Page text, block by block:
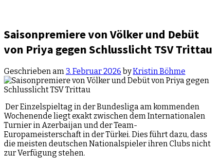
Saisonpremiere von Völker und Debüt
von Priya gegen Schlusslicht TSV Trittau
Geschrieben am 3. Februar 2026 byKristin Böhme
Der Einzelspieltag in der Bundesliga am kommenden
Wochenende liegt exakt zwischen dem Internationalen
Turnier in Azerbaijan und der Team-
Europameisterschaft in der Türkei. Dies führt dazu, dass
die meisten deutschen Nationalspieler ihren Clubs nicht
zur Verfügung stehen.